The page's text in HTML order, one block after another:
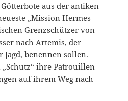
aus der antiken
„Mission Hermes
Grenzschützer von
nach Artemis, der
benennen sollen.
ihre Patrouillen
auf ihrem Weg nach